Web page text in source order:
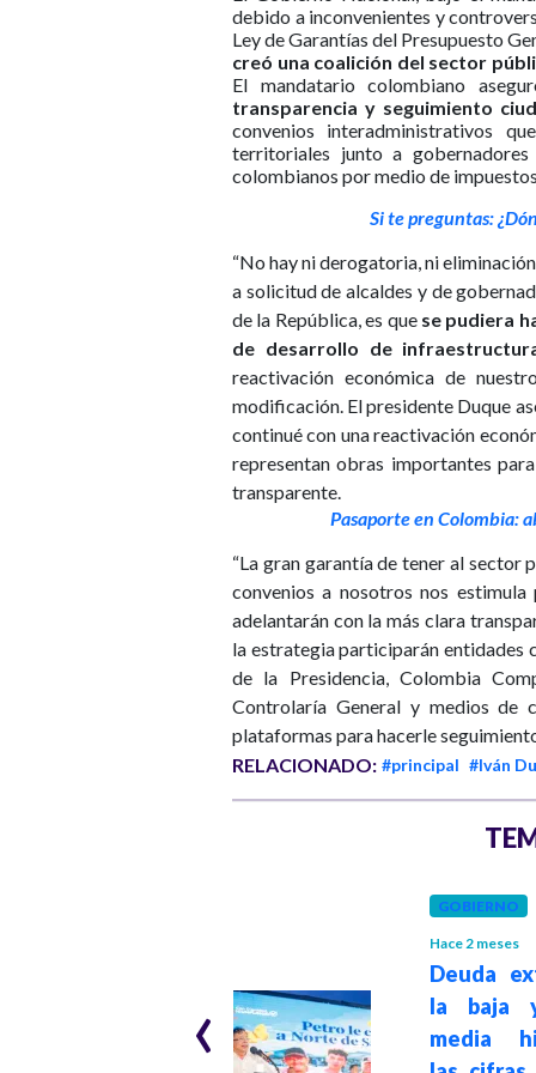
debido a inconvenientes y
Ley de Garantías del Presupuesto
creó una coalición del sector
El mandatario colombiano
transparencia y seguimiento
convenios interadministrativos
territoriales junto a
colombianos por medio de
Si te preguntas:
“No hay ni derogatoria, ni
a solicitud de alcaldes y de
de la República, es que se pudiera
de desarrollo de
reactivación económica de
modificación. El presidente Duque
continué con una reactivación
representan obras importantes
transparente.
Pasaporte en Colombia:
“La gran garantía de tener al sector
convenios a nosotros nos
adelantarán con la más clara
la estrategia participarán entidades
de la Presidencia, Colombia
Controlaría General y medios de
plataformas para hacerle
RELACIONADO: #principal #Iván
El oro sucio que
GOBIERNO
Hace 2 meses
Deuda
la baja
media
‹